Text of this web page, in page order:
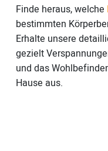
Finde heraus, welche
bestimmten
Erhalte unsere
gezielt
und das
Hause aus.